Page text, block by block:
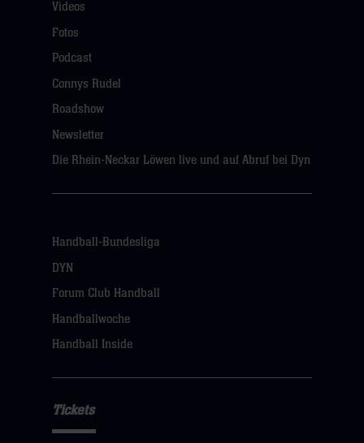
Videos
Fotos
Podcast
Connys Rudel
Roadshow
Newsletter
Die Rhein-Neckar Löwen live und auf Abruf bei Dyn
Handball-Bundesliga
DYN
Forum Club Handball
Handballwoche
Handball Inside
Tickets